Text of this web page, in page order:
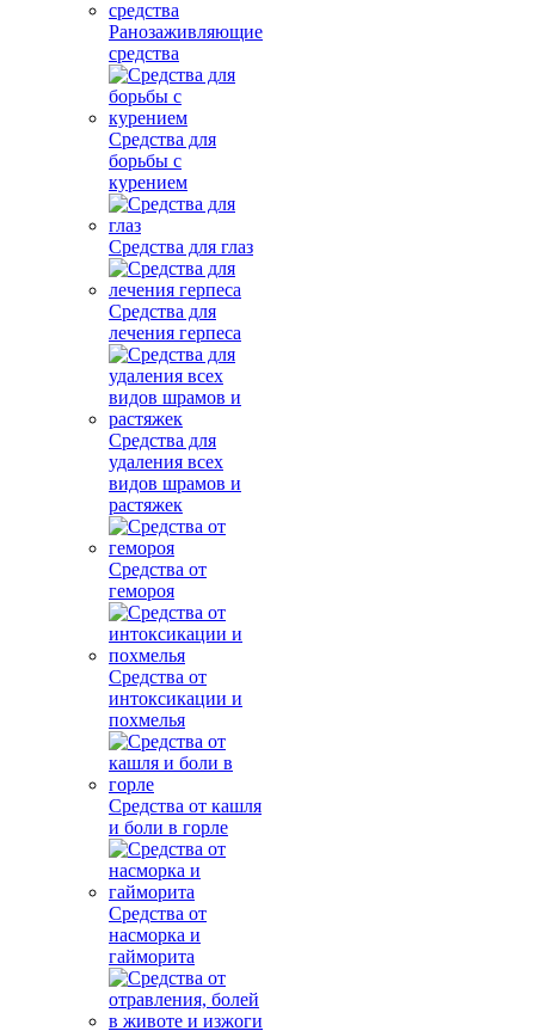
Ранозаживляющие
средства
Средства для
борьбы с
курением
Средства для глаз
Средства для
лечения герпеса
Средства для
удаления всех
видов шрамов и
растяжек
Средства от
гемороя
Средства от
интоксикации и
похмелья
Средства от кашля
и боли в горле
Средства от
насморка и
гайморита